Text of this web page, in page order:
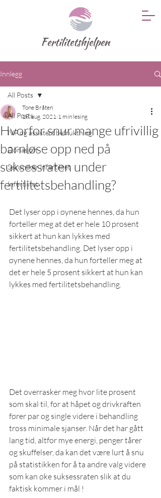
Fertilitetshjelpen
Innlegg
All Posts
IVF og assistert befruktning
Donasjon
Sekundær infertilitet
Infertilitet
All Posts
Hvorfor snur mange ufrivillig
barnløse opp ned på
suksessraten under
fertilitetsbehandling?
Tone Bråten
18. aug. 2021 1 min lesing
Det lyser opp i øynene hennes, da hun
forteller meg at det er hele 10 prosent
sikkert at hun kan lykkes med
fertilitetsbehandling. Det lyser opp i
øynene hennes, da hun forteller meg at
det er hele 5 prosent sikkert at hun kan
lykkes med fertilitetsbehandling.
Det overrasker meg hvor lite prosent
som skal til, for at håpet og drivkraften
fører par og single videre i behandling
tross minimale sjanser. Når det har gått
lang tid, altfor mye energi, penger tårer
og skuffelser, da kan det være lurt å snu
på statistikken for å ta andre valg videre
som kan øke suksessraten slik at du
faktisk kommer i mål !